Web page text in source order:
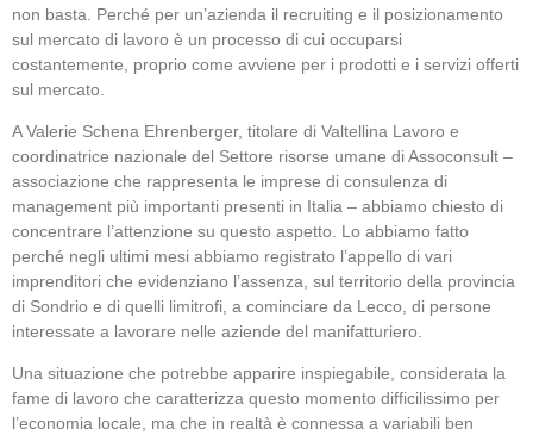
non basta. Perché per un’azienda il recruiting e il posizionamento
sul mercato di lavoro è un processo di cui occuparsi
costantemente, proprio come avviene per i prodotti e i servizi offerti
sul mercato.
A Valerie Schena Ehrenberger, titolare di Valtellina Lavoro e
coordinatrice nazionale del Settore risorse umane di Assoconsult –
associazione che rappresenta le imprese di consulenza di
management più importanti presenti in Italia – abbiamo chiesto di
concentrare l’attenzione su questo aspetto. Lo abbiamo fatto
perché negli ultimi mesi abbiamo registrato l’appello di vari
imprenditori che evidenziano l’assenza, sul territorio della provincia
di Sondrio e di quelli limitrofi, a cominciare da Lecco, di persone
interessate a lavorare nelle aziende del manifatturiero.
Una situazione che potrebbe apparire inspiegabile, considerata la
fame di lavoro che caratterizza questo momento difficilissimo per
l’economia locale, ma che in realtà è connessa a variabili ben